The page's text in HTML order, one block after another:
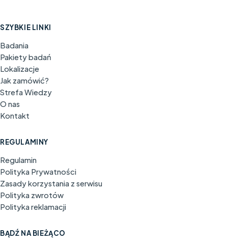
SZYBKIE LINKI
Badania
Pakiety badań
Lokalizacje
Jak zamówić?
Strefa Wiedzy
O nas
Kontakt
REGULAMINY
Regulamin
Polityka Prywatności
Zasady korzystania z serwisu
Polityka zwrotów
Polityka reklamacji
BĄDŹ NA BIEŻĄCO